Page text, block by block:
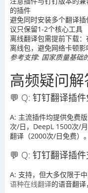
的插件
避免同时安装多个翻译
议只保留1-2个核心工具
离线翻译包需提前下载
离线包，避免网络卡顿影
参考支撑: 国家质量基础
高频疑问解
💬 Q: 钉钉翻译插件
A: 主流插件均提供免费
次/日，DeepL 1500次/
翻译（2000次/日免费）。
💬 Q: 钉钉翻译插
A: 支持，但大多仅限于
语种在线翻译的语音翻译